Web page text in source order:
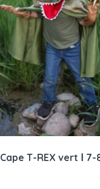
Cape T-REX vert Ⅰ 7-